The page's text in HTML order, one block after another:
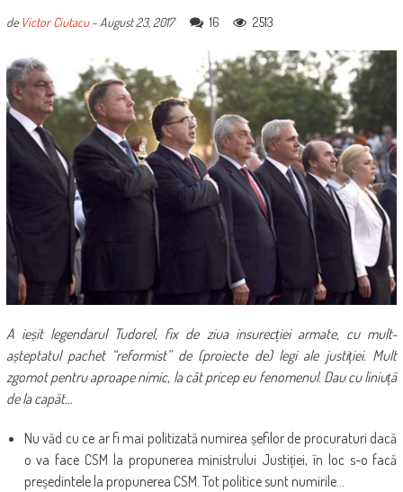
de Victor Ciutacu-August 23, 2017 16 2513
A ieșit legendarul Tudorel, fix de ziua insurecției armate, cu mult-
așteptatul pachet “reformist” de (proiecte de) legi ale justiției. Mult
zgomot pentru aproape nimic, la cât pricep eu fenomenul. Dau cu liniuță
de la capăt…
Nu văd cu ce ar fi mai politizată numirea șefilor de procuraturi dacă
o va face CSM la propunerea ministrului Justiției, în loc s-o facă
președintele la propunerea CSM. Tot politice sunt numirile…